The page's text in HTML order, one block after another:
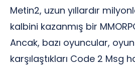
Metin2, uzun yıllardır
kalbini kazanmış bir
Ancak, bazı oyuncular, oyun
karşılaştıkları Code 2 Msg